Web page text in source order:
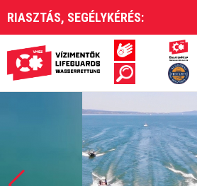
RIASZTÁS, SEGÉLYKÉRÉS: